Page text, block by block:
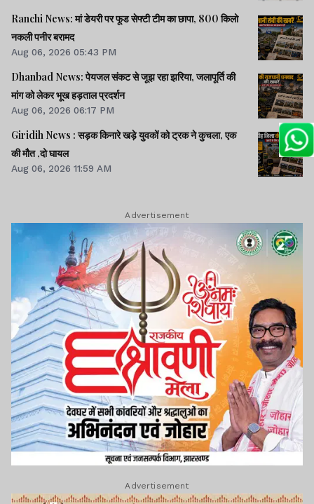
Ranchi News: मां डेयरी पर फूड सेफ्टी टीम का छापा, 800 किलो
नकली पनीर बरामद
Aug 06, 2026 05:43 PM
Dhanbad News: पेयजल संकट से जूझ रहा झरिया, जलापूर्ति की
मांग को लेकर भूख हड़ताल प्रदर्शन
Aug 06, 2026 06:17 PM
Giridih News : सड़क किनारे खड़े युवकों को ट्रक ने कुचला, एक
की मौत ,दो घायल
Aug 06, 2026 11:59 AM
Advertisement
Advertisement